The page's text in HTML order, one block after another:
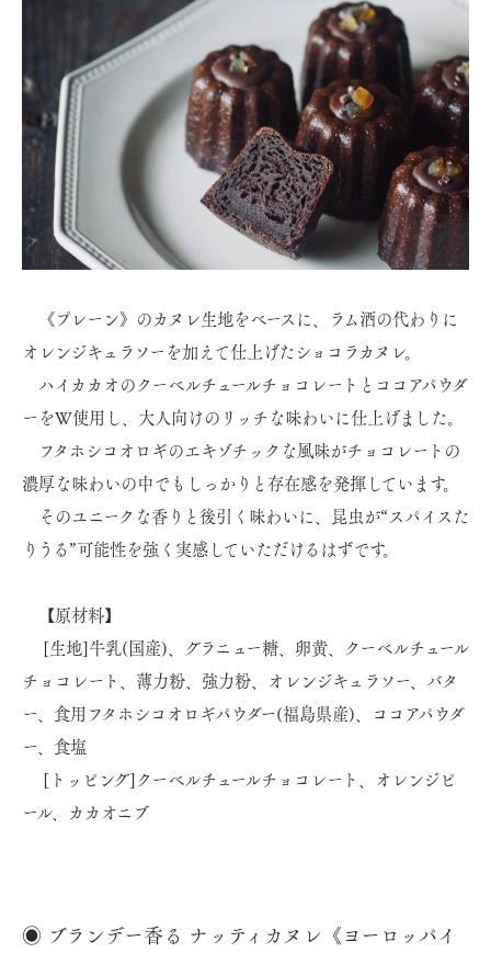
《プレーン》のカヌレ生地をベースに、ラム酒の代わりに
オレンジキュラソーを加えて仕上げたショコラカヌレ。
ハイカカオのクーベルチュールチョコレートとココアパウダ
ーをW使用し、大人向けのリッチな味わいに仕上げました。
フタホシコオロギのエキゾチックな風味がチョコレートの
濃厚な味わいの中でもしっかりと存在感を発揮しています。
そのユニークな香りと後引く味わいに、昆虫が“スパイスた
りうる”可能性を強く実感していただけるはずです。
【原材料】
[生地]牛乳(国産)、グラニュー糖、卵黄、クーベルチュール
チョコレート、薄力粉、強力粉、オレンジキュラソー、バタ
ー、食用フタホシコオロギパウダー(福島県産)、ココアパウダ
ー、食塩
[トッピング]クーベルチュールチョコレート、オレンジピ
ール、カカオニブ
◉ ブランデー香る ナッティカヌレ《ヨーロッパイ